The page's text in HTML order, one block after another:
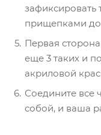
зафиксировать
прищепками
Первая
еще 3 таких и
акриловой
Соедините все
собой, и ваша